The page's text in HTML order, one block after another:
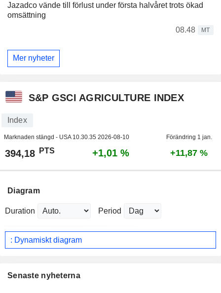
Jazadco vände till förlust under första halvåret trots ökad
omsättning
08.48
MT
Mer nyheter
S&P GSCI AGRICULTURE INDEX
Index
Marknaden stängd - USA 10.30.35 2026-08-10 Förändring 1 jan.
394,18 PTS +1,01 % +11,87 %
Diagram
Duration Period
: Dynamiskt diagram
Senaste nyheterna